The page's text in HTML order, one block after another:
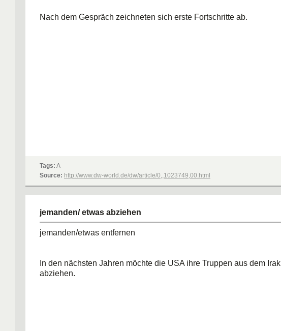
Nach dem Gespräch zeichneten sich erste Fortschritte ab.
Tags: A
Source: http://www.dw-world.de/dw/article/0,,1023749,00.html
jemanden/ etwas abziehen
jemanden/etwas entfernen
In den nächsten Jahren möchte die USA ihre Truppen aus dem Irak
abziehen.